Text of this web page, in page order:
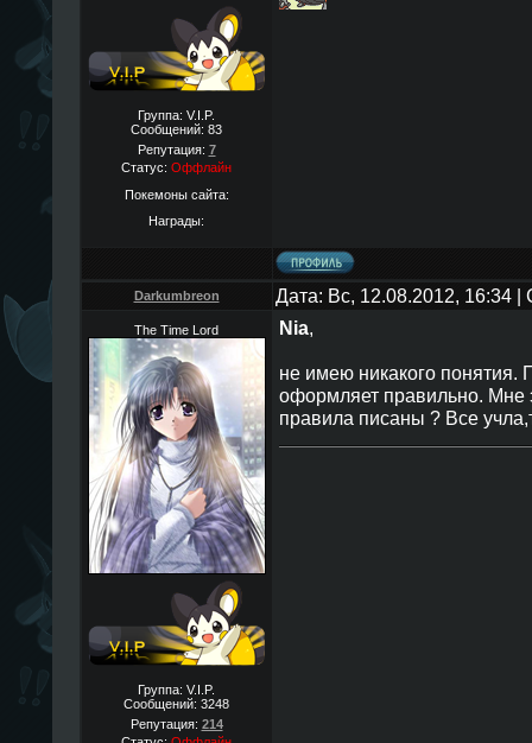
Группа: V.I.P.
Сообщений: 83
Репутация: 7
Статус: Оффлайн
Покемоны сайта:
Награды:
Darkumbreon Дата: Вс, 12.08.2012, 16:34
The Time Lord
Группа: V.I.P.
Сообщений: 3248
Репутация: 214
Nia,
не имею никакого понятия.
оформляет правильно. Мне
правила писаны ? Все